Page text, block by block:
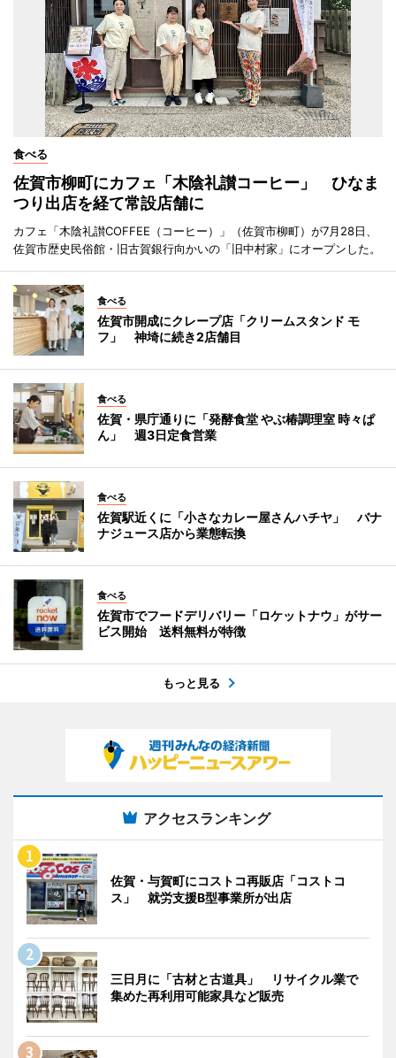
食べる
佐賀市柳町にカフェ「木陰礼讃コーヒー」 ひなま
つり出店を経て常設店舗に
カフェ「木陰礼讃COFFEE（コーヒー）」（佐賀市柳町）が7月28日、
佐賀市歴史民俗館・旧古賀銀行向かいの「旧中村家」にオープンした。
食べる
佐賀市開成にクレープ店「クリームスタンド モ
フ」 神埼に続き2店舗目
食べる
佐賀・県庁通りに「発酵食堂 やぶ椿調理室 時々ぱ
ん」 週3日定食営業
食べる
佐賀駅近くに「小さなカレー屋さんハチヤ」 バナ
ナジュース店から業態転換
食べる
佐賀市でフードデリバリー「ロケットナウ」がサー
ビス開始 送料無料が特徴
もっと見る
アクセスランキング
佐賀・与賀町にコストコ再販店「コストコ
ス」 就労支援B型事業所が出店
三日月に「古材と古道具」 リサイクル業で
集めた再利用可能家具など販売